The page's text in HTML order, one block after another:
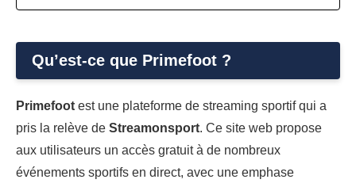
Qu’est-ce que Primefoot ?
Primefoot est une plateforme de streaming sportif qui a
pris la relève de Streamonsport. Ce site web propose
aux utilisateurs un accès gratuit à de nombreux
événements sportifs en direct, avec une emphase